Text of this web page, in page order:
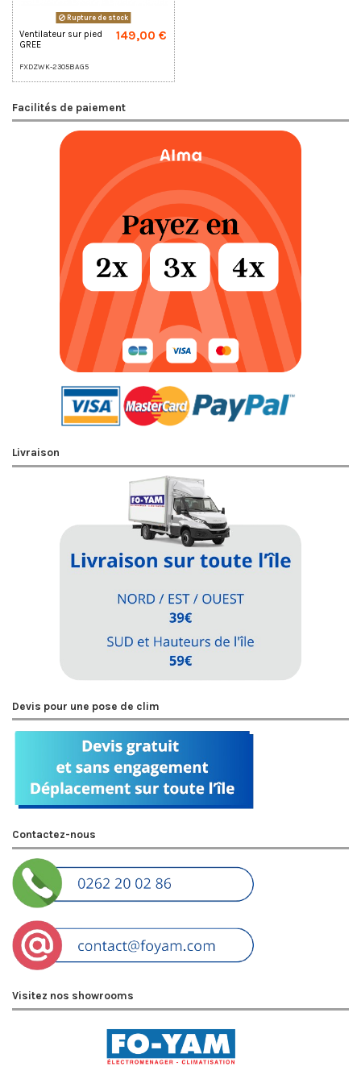
Rupture de stock
Ventilateur sur pied
GREE
FXDZWK-2305BAG5
149,00 €
Facilités de paiement
Livraison
Devis pour une pose de clim
Contactez-nous
Visitez nos showrooms